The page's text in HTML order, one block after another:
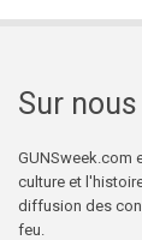
Sur nous
GUNSweek.com
culture et
diffusion des
feu.